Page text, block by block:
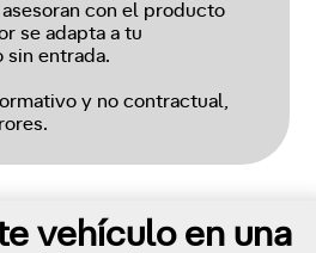
con el producto
se adapta a tu
sin entrada.
y no contractual,
vehículo en una